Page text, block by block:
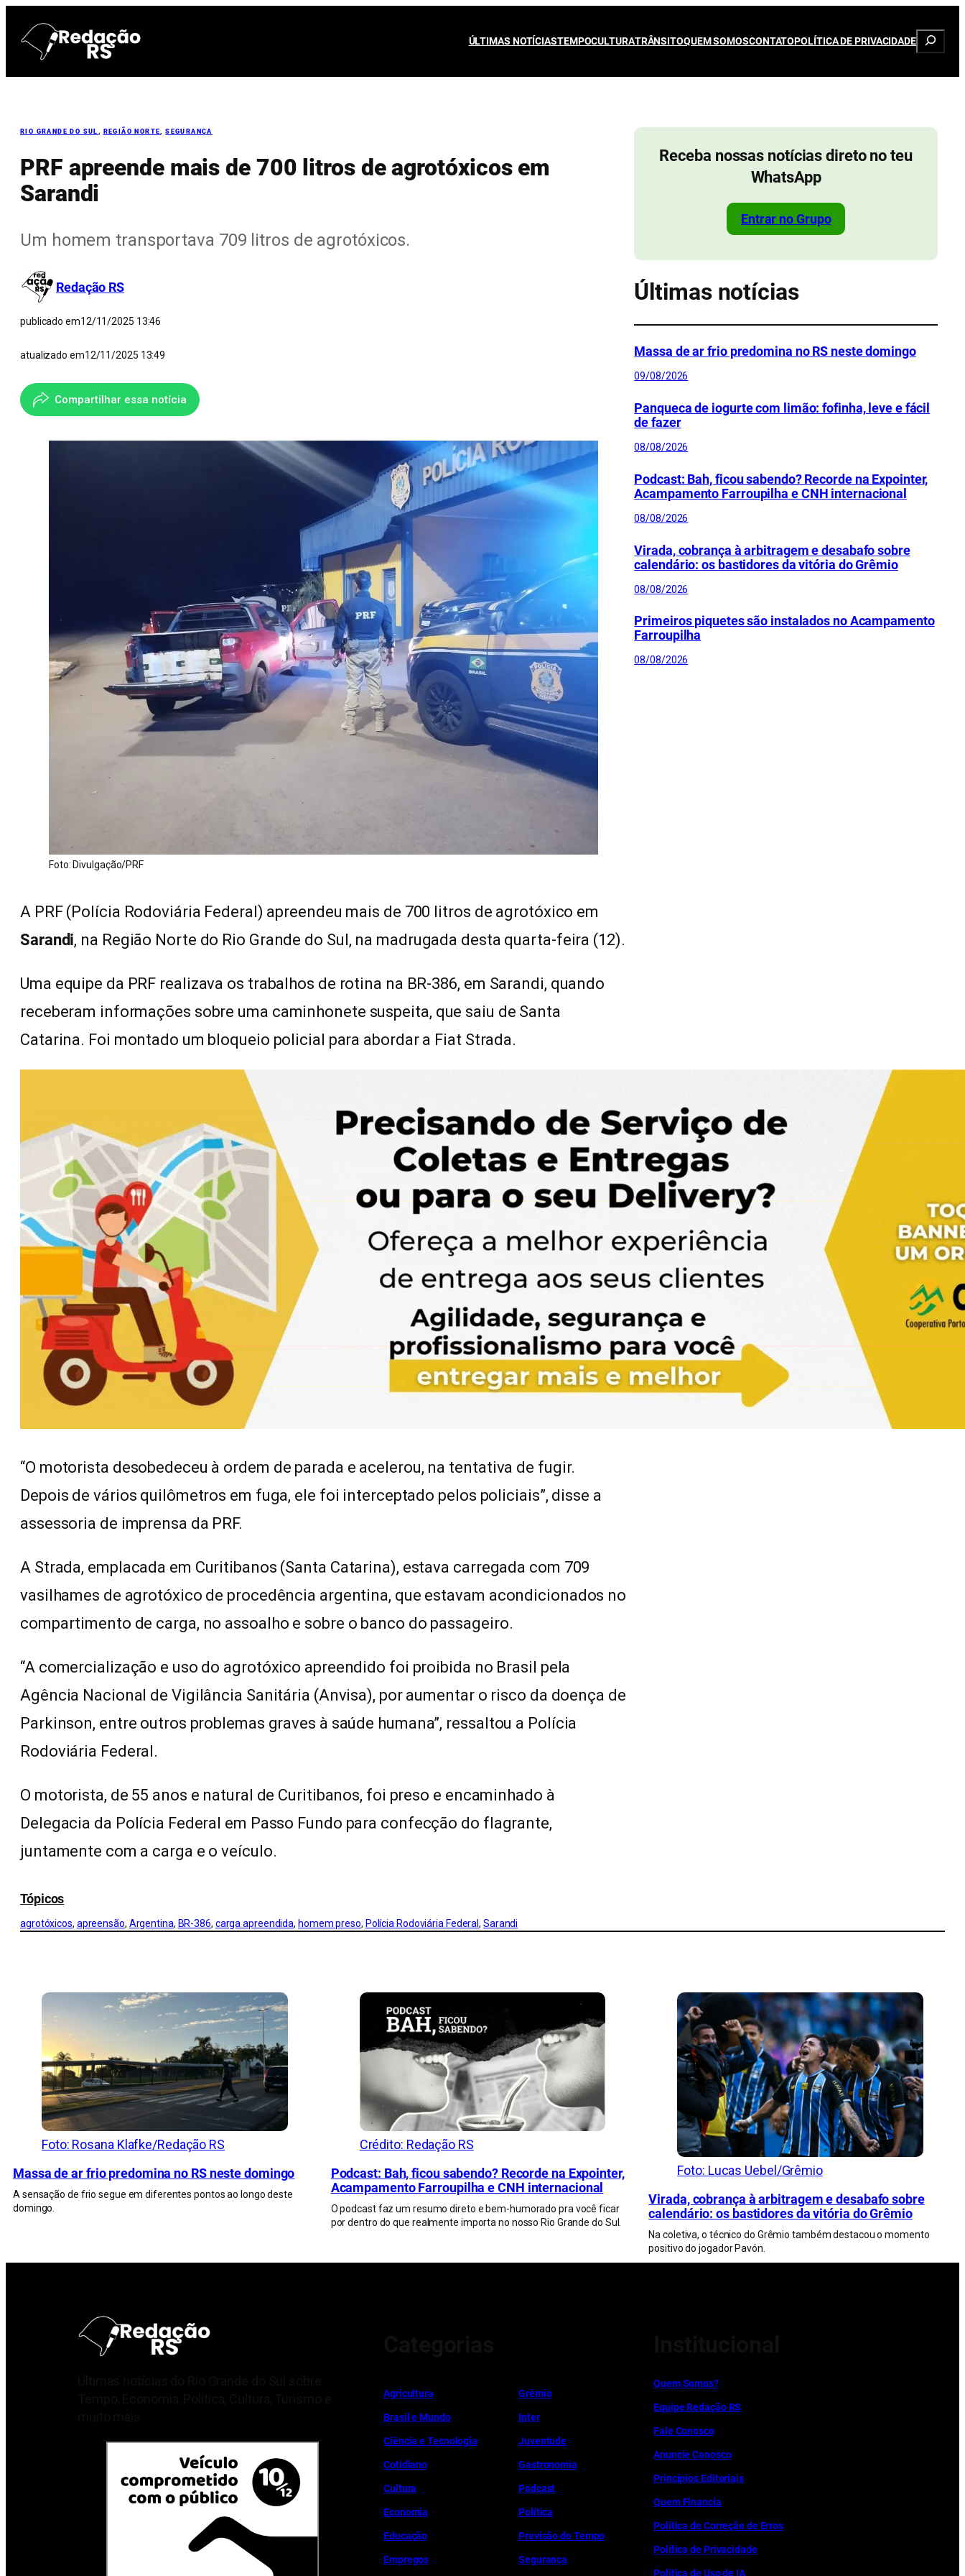
para
conteúdo
ÚLTIMAS NOTÍCIASTEMPOCULTURATRÂNSITOQUEM SOMOSCONTATOPOLÍTICA DE PRIVACIDADE
RIO GRANDE DO SUL REGIÃO NORTE , SEGURANÇA
PRF apreende mais de 700 litros de agrotóxicos em
Sarandi
Um homem transportava 709 litros de agrotóxicos.
Redação RS
publicado em12/11/2025 13:46
atualizado em12/11/2025 13:49
Compartilhar essa notícia
Foto: Divulgação/PRF
A PRF (Polícia Rodoviária Federal) apreendeu mais de 700 litros de agrotóxico em
Sarandi, na Região Norte do Rio Grande do Sul, na madrugada desta quarta-feira (12).
Uma equipe da PRF realizava os trabalhos de rotina na BR-386, em Sarandi, quando
receberam informações sobre uma caminhonete suspeita, que saiu de Santa
Catarina. Foi montado um bloqueio policial para abordar a Fiat Strada.
“O motorista desobedeceu à ordem de parada e acelerou, na tentativa de fugir.
Depois de vários quilômetros em fuga, ele foi interceptado pelos policiais”, disse a
assessoria de imprensa da PRF.
A Strada, emplacada em Curitibanos (Santa Catarina), estava carregada com 709
vasilhames de agrotóxico de procedência argentina, que estavam acondicionados no
compartimento de carga, no assoalho e sobre o banco do passageiro.
“A comercialização e uso do agrotóxico apreendido foi proibida no Brasil pela
Agência Nacional de Vigilância Sanitária (Anvisa), por aumentar o risco da doença de
Parkinson, entre outros problemas graves à saúde humana”, ressaltou a Polícia
Rodoviária Federal.
O motorista, de 55 anos e natural de Curitibanos, foi preso e encaminhado à
Delegacia da Polícia Federal em Passo Fundo para confecção do flagrante,
juntamente com a carga e o veículo.
Tópicos
agrotóxicos, apreensão, Argentina, BR-386, carga apreendida, homem preso, Polícia Rodoviária Federal, Sarandi
Receba nossas notícias direto no teu
WhatsApp
Entrar no Grupo
Últimas notícias
Massa de ar frio predomina no RS neste domingo
09/08/2026
Panqueca de iogurte com limão: fofinha, leve e fácil
de fazer
08/08/2026
Podcast: Bah, ficou sabendo? Recorde na Expointer,
Acampamento Farroupilha e CNH internacional
08/08/2026
Virada, cobrança à arbitragem e desabafo sobre
calendário: os bastidores da vitória do Grêmio
08/08/2026
Primeiros piquetes são instalados no Acampamento
Farroupilha
08/08/2026
Foto: Rosana Klafke/Redação RS
Massa de ar frio predomina no RS neste domingo
A sensação de frio segue em diferentes pontos ao longo deste
domingo.
Crédito: Redação RS
Podcast: Bah, ficou sabendo? Recorde na Expointer,
Acampamento Farroupilha e CNH internacional
O podcast faz um resumo direto e bem-humorado pra você ficar
por dentro do que realmente importa no nosso Rio Grande do Sul.
Foto: Lucas Uebel/Grêmio
Virada, cobrança à arbitragem e desabafo sobre
calendário: os bastidores da vitória do Grêmio
Na coletiva, o técnico do Grêmio também destacou o momento
positivo do jogador Pavón.
Agricultura
Brasil e Mundo
Ciência e Tecnologia
Cotidiano
Cultura
Economia
Educação
Empregos
Grêmio
Inter
Juventude
Gastronomia
Podcast
Política
Previsão do Tempo
Segurança
Quem Somos?
Equipe Redação RS
Fale Conosco
Anuncie Conosco
Princípios Editoriais
Quem Financia
Política de Correção de Erros
Política de Privacidade
Política de Uso de IA